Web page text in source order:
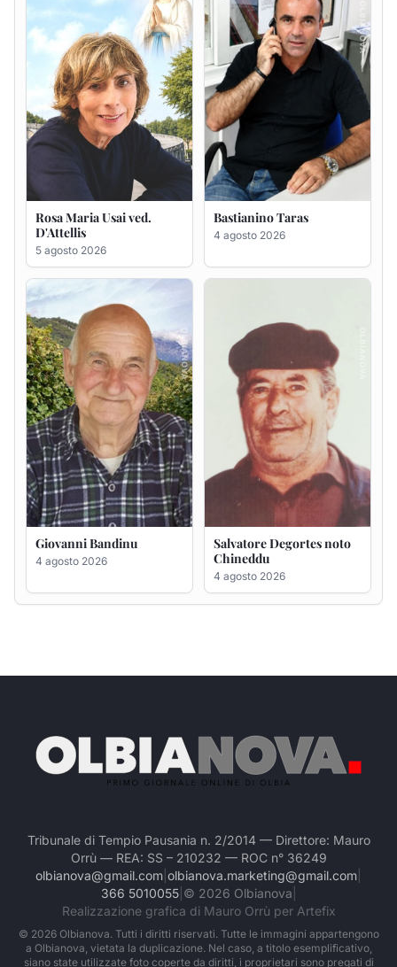
Giovanni Bandinu
4 agosto 2026
Salvatore Degortes noto
Tribunale di Tempio Pausania n. 2/2014 — Direttore: Mauro
Orrù — REA: SS – 210232 — ROC n° 36249
olbianova@gmail.com olbianova.marketing@gmail.com
366 5010055| © 2026 Olbianova
Realizzazione grafica di Mauro Orrù per Artefix
© 2026Olbianova. Tutti i diritti riservati. Tutte le immagini appartengono
a Olbianova, vietata la duplicazione. Nel caso, a titolo esemplificativo,
siano state utilizzate foto coperte da diritti, i proprietari sono pregati di